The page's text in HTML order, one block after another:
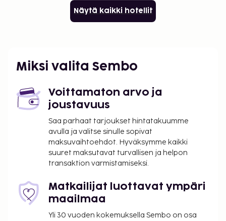
Näytä kaikki hotellit
Miksi valita Sembo
Voittamaton arvo ja
joustavuus
Saa parhaat tarjoukset hintatakuumme
avulla ja valitse sinulle sopivat
maksuvaihtoehdot. Hyväksymme kaikki
suuret maksutavat turvallisen ja helpon
transaktion varmistamiseksi.
Matkailijat luottavat ympäri
maailmaa
Yli 30 vuoden kokemuksella Sembo on osa